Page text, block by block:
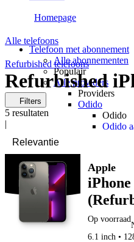
Telefoon met abonnement
Alle abonnementen
Populair
Alle providers
Providers
Odido
Odido
Odido
KPN
KPN
KPN
KPN
Homepage
Alle telefoons
Refurbished telefoons
Refurbished
Filters
5 resultaten
|
Apple
Op voorraad
6.1 inch •